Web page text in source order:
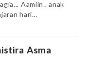
Aamiin.. anak
hari…
Asma